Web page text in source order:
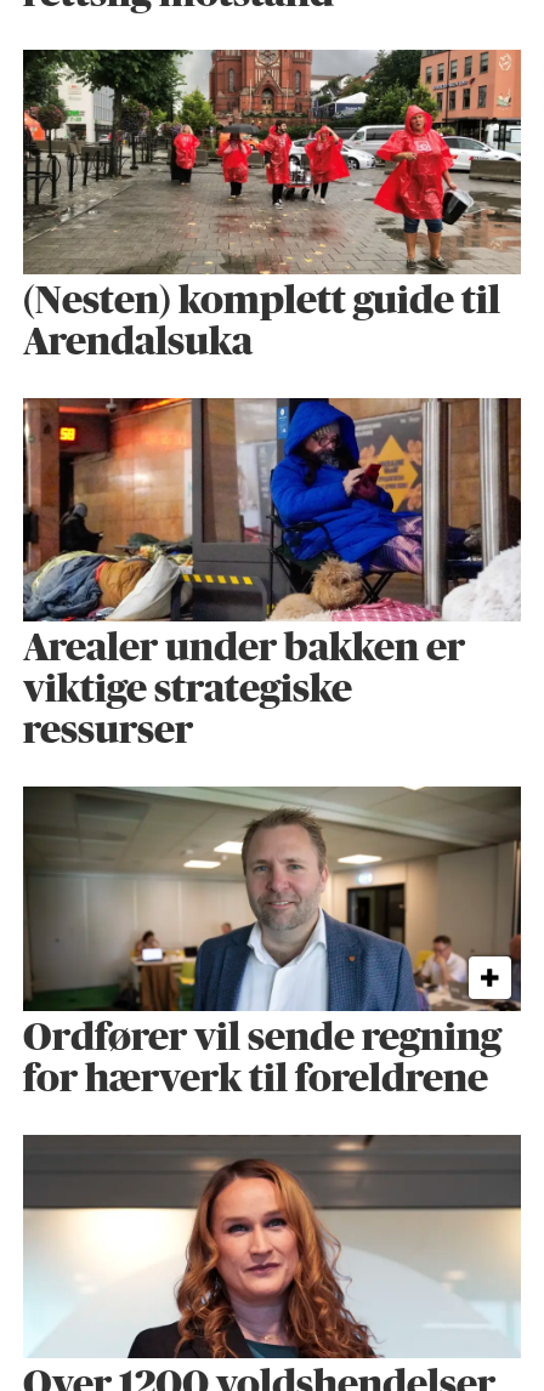
(Nesten) komplett guide til
Arendalsuka
Arealer under bakken er
viktige strategiske
ressurser
Ordfører vil sende regning
for hærverk til foreldrene